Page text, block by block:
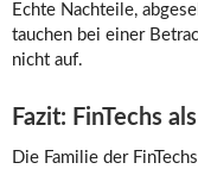
Echte Nachteile,
tauchen bei einer
nicht auf.
Fazit: FinTechs
Die Familie der